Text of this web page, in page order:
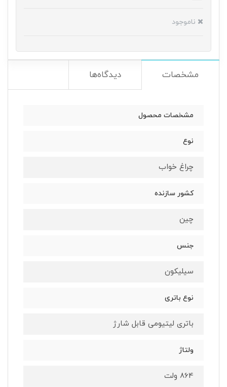
ناموجود
مشخصات دیدگاه‌ها
مشخصات محصول
نوع
چراغ خواب
کشور سازنده
چین
جنس
سیلیکون
نوع باتری
باتری لیتیومی قابل شارژ
ولتاژ
864 ولت